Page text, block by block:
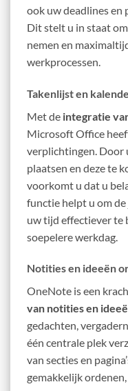
ook uw deadlines
Dit stelt u in staat
nemen en
werkprocessen.
Takenlijst en
Met de integratie
Microsoft Office
verplichtingen. Door
plaatsen en deze te
voorkomt u dat u
functie helpt u om
uw tijd effectiever te
soepelere werkdag.
Notities en ideeën
OneNote is een
van notities en
gedachten,
één centrale plek
van secties en
gemakkelijk